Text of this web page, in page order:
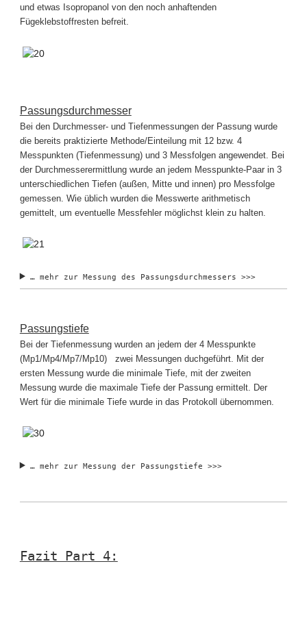
und etwas Isopropanol von den noch anhaftenden
Fügeklebstoffresten befreit.
Passungsdurchmesser
Bei den Durchmesser- und Tiefenmessungen der Passung wurde
die bereits praktizierte Methode/Einteilung mit 12 bzw. 4
Messpunkten (Tiefenmessung) und 3 Messfolgen angewendet. Bei
der Durchmesserermittlung wurde an jedem Messpunkte-Paar in 3
unterschiedlichen Tiefen (außen, Mitte und innen) pro Messfolge
gemessen. Wie üblich wurden die Messwerte arithmetisch
gemittelt, um eventuelle Messfehler möglichst klein zu halten.
… mehr zur Messung des Passungsdurchmessers >>>
Passungstiefe
Bei der Tiefenmessung wurden an jedem der 4 Messpunkte
(Mp1/Mp4/Mp7/Mp10) zwei Messungen duchgeführt. Mit der
ersten Messung wurde die minimale Tiefe, mit der zweiten
Messung wurde die maximale Tiefe der Passung ermittelt. Der
Wert für die minimale Tiefe wurde in das Protokoll übernommen.
… mehr zur Messung der Passungstiefe >>>
Fazit Part 4: